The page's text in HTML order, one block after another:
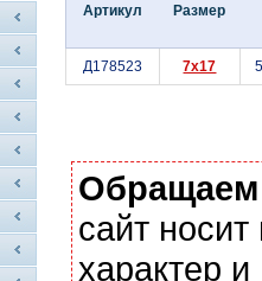
Артикул Размер
Д178523 7x17
сайт
характер